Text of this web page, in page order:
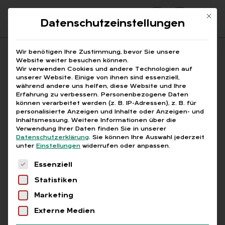
Suchfeld
Suchen
Breadcrumb-Navigation
STARTSEITE „JAHRESWECHSEL-PRÜFUNG“
Alle Bei­trä­ge mit dem
Schlag­wort „„Jah­res­
wech­sel-Prü­fung““
Mit
Datenschutzeinstellungen
Wir benötigen Ihre Zustimmung, bevor Sie unsere
Website weiter besuchen können.
Wir verwenden Cookies und andere Technologien auf
unserer Website. Einige von ihnen sind essenziell,
während andere uns helfen, diese Website und Ihre
Erfahrung zu verbessern. Personenbezogene Daten
können verarbeitet werden (z. B. IP-Adressen), z. B. für
personalisierte Anzeigen und Inhalte oder Anzeigen- und
Inhaltsmessung. Weitere Informationen über die
Verwendung Ihrer Daten finden Sie in unserer
Datenschutzerklärung. Sie können Ihre Auswahl jederzeit
unter Einstellungen widerrufen oder anpassen.
Es folgt eine Liste der Service-Gruppen, für
Essenziell
Statistiken
Marketing
Externe Medien